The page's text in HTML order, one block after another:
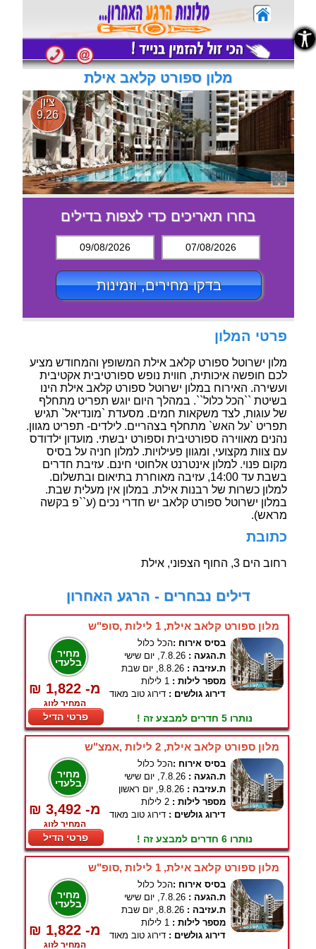
מלון ספורט קלאב אילת
ציון
9.26
בחרו תאריכים כדי לצפות בדילים
09/08/2026 07/08/2026
בדקו מחירים, וזמינות
פרטי המלון
מלון ישרוטל ספורט קלאב אילת המשופץ והמחודש מציע
לכם חופשה איכותית, חווית נופש ספורטיבית אקטיבית
ועשירה. האירוח במלון ישרוטל ספורט קלאב אילת הינו
בשיטת ``הכל כלול``. במהלך היום יוגש תפריט מתחלף
של עוגות, לצד משקאות חמים. מסעדת `מונדיאל` תגיש
תפריט `על האש` מתחלף בצהריים. לילדים- תפריט מגוון.
נהנים מאווירה ספורטיבית וספורט יבשתי. מועדון ילדודס
עם צוות מקצועי, ומגוון פעילויות. למלון חניה על בסיס
מקום פנוי. למלון אינטרנט אלחוטי חינם. עזיבת חדרים
בשבת עד 14:00, עזיבה מאוחרת בתיאום ובתשלום.
למלון כשרות של רבנות אילת. במלון אין מעלית שבת.
במלון ישרוטל ספורט קלאב יש חדרי נכים (ע``פ בקשה
מראש).
כתובת
רחוב הים 3, החוף הצפוני, אילת
דילים נבחרים - הרגע האחרון
מלון ספורט קלאב אילת, 1 לילות ,סופ"ש
מחיר
בלעדי
₪ 1,822 -מ
המחיר לזוג
פרטי הדיל
בסיס אירוח :הכל כלול
ת.הגעה : 7.8.26, יום שישי
ת.עזיבה : 8.8.26, יום שבת
מספר לילות : 1 לילות
דירוג גולשים : דירוג טוב מאוד
נותרו 5 חדרים למבצע זה !
מלון ספורט קלאב אילת, 2 לילות ,אמצ"ש
מחיר
בלעדי
₪ 3,492 -מ
המחיר לזוג
פרטי הדיל
בסיס אירוח :הכל כלול
ת.הגעה : 7.8.26, יום שישי
ת.עזיבה : 9.8.26, יום ראשון
מספר לילות : 2 לילות
דירוג גולשים : דירוג טוב מאוד
נותרו 6 חדרים למבצע זה !
מלון ספורט קלאב אילת, 1 לילות ,סופ"ש
מחיר
בלעדי
₪ 1,822 -מ
המחיר לזוג
בסיס אירוח :הכל כלול
ת.הגעה : 7.8.26, יום שישי
ת.עזיבה : 8.8.26, יום שבת
מספר לילות : 1 לילות
דירוג גולשים : דירוג טוב מאוד
נגישות
נגישות